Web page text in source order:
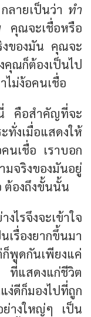
ลายเป็นว่า ทำ
คุณจะเชื่อหรือ
งของมัน คุณจะ
ณก็ต้องเป็นไป
ไม่ง้อคนเชื่อ
คือสำคัญที่จะ
ทั่งเมื่อแสดงให้
นเชื่อ เราบอก
จริงของมันอยู่
ต้องถึงขั้นนั้น
รจึงจะเข้าใจ
รื่องยากขึ้นมา
พูดกันเพียงแค่
ที่แสดงแก่ชีวิต
ก็มองไปที่ถูก
ย่างใหญ่ๆ เป็น